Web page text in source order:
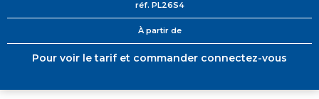
réf. PL26S4
À partir de
Pour voir le tarif et commander connectez-vous